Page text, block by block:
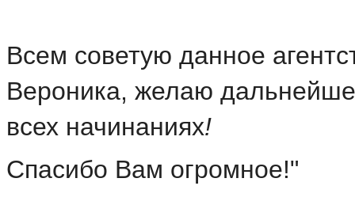
Всем советую данное
Вероника, желаю
всех начинаниях!
Спасибо Вам огромное!"